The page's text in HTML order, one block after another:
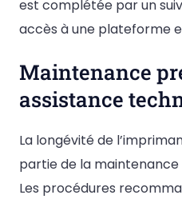
est complétée par un
accès à une plateforme
Maintenance
assistance
La longévité de
partie de la
Les procédures